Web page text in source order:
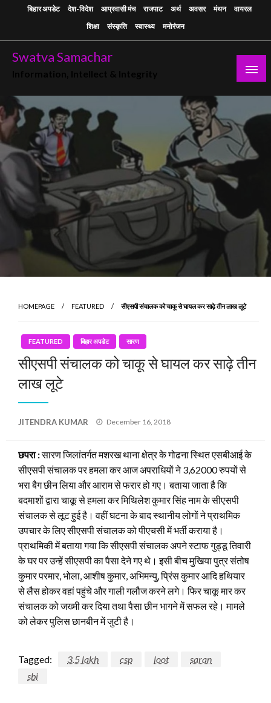
बिहार अपडेट देश-विदेश आप्रवासी मंच राजपाट अर्थ अवसर मंथन
वायरल
शिक्षा
संस्कृति स्वास्थ्य मनोरंजन
Swatva Samachar
HOMEPAGE FEATURED सीएसपी संचालक को चाकू से घायल कर साढ़े तीन लाख लूटे
FEATURED बिहार अपडेट सारण
सीएसपी संचालक को चाकू से घायल कर साढ़े तीन
लाख लूटे
JITENDRA KUMAR
Posted
December 16, 2018
छपरा :सारण जिलांतर्गत मशरख थाना क्षेत्र के गोढना स्थित एसबीआई के
सीएसपी संचालक पर हमला कर आज अपराधियों ने 3,62000 रुपयों से
भरा बैग छीन लिया और आराम से फरार हो गए। बताया जाता है कि
बदमाशों द्वारा चाकू से हमला कर मिथिलेश कुमार सिंह नाम के सीएसपी
संचालक से लूट हुई है। वहीं घटना के बाद स्थानीय लोगों ने प्राथमिक
उपचार के लिए सीएसपी संचालक को पीएचसी में भर्ती कराया है।
प्राथमिकी में बताया गया कि सीएसपी संचालक अपने स्टाफ गुड्डू तिवारी
के घर पर उन्हें सीएसपी का पैसा देने गए थे। इसी बीच मुखिया पुत्र संतोष
कुमार परमार, भोला, आशीष कुमार, अभिमन्यु, प्रिंस कुमार आदि हथियार
से लैस होकर वहां पहुंचे और गाली गलौज करने लगे। फिर चाकू मार कर
संचालक को जख्मी कर दिया तथा पैसा छीन भागने में सफल रहे। मामले
को लेकर पुलिस छानबीन में जुटी है।
Tagged: 3.5 lakh csp loot
saran
sbi